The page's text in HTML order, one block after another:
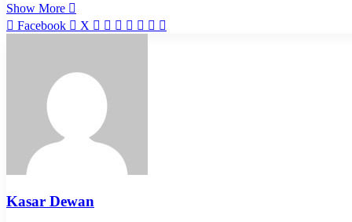
Show More
Facebook
X LinkedIn
Pinterest
Reddit
WhatsApp
Telegram
Viber
Kasar Dewan